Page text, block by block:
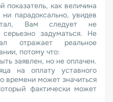
как величина
парадоксально, увидев
Вам следует не
задуматься. Не
отражает реальное
потому что:
заявлен, но не оплачен.
на оплату уставного
времени может значиться
фактически может